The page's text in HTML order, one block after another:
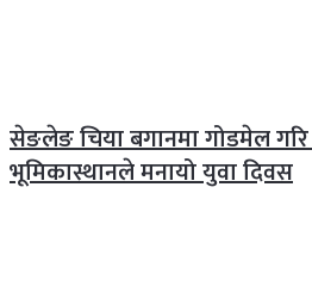
सेङलेङ चिया बगानमा गोडमेल गरि
भूमिकास्थानले मनायो युवा दिवस